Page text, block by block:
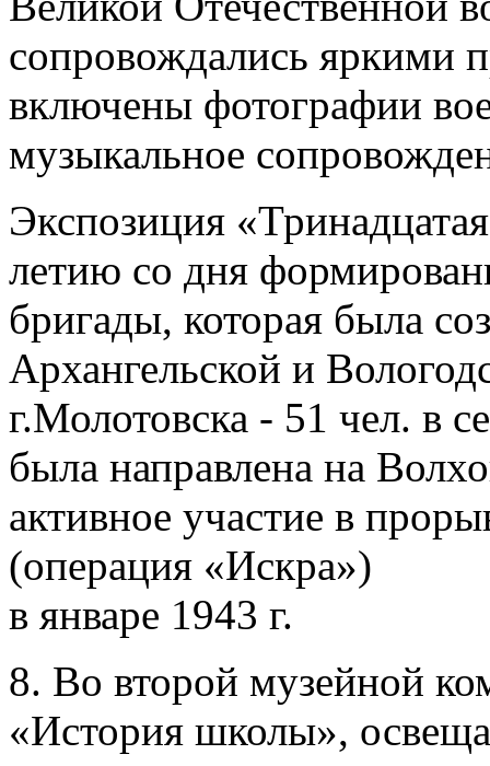
сопровождались яркими
включены фотографии
музыкальное
Экспозиция
летию со дня
бригады, которая была
Архангельской и
г.Молотовска - 51 чел. в
была направлена на
активное участие в
(операция «Искра»)
в январе 1943 г.
8. Во второй музейной
«История школы»,